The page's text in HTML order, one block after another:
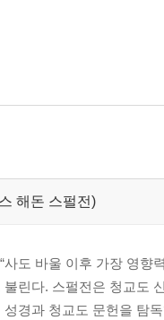
해돈 스펄전)
사도 바울 이후 가장 영
불린다. 스펄전은 청교도
경과 청교도 문헌을 탐